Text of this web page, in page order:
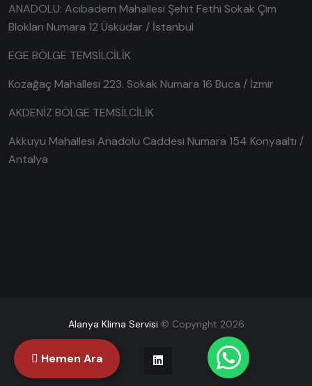
ANADOLU: Acıbadem Mahallesi Şehit Fethi Sokak Çim
Blokları Numara 12 Üsküdar / İstanbul
EGE BÖLGE TEMSİLCİLİK
Kozağaç Mahallesi 223. Sokak Numara 16 Buca / İzmir
AKDENİZ BÖLGE TEMSİLCİLİK
Akkuyu Mahallesi Anadolu Caddesi Numara 154 Konyaaltı /
Antalya
Alanya Klima Servisi © Copyright 2026
Hemen Ara